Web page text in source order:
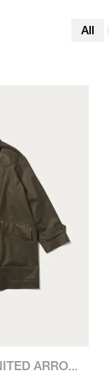
All
MACKINTOSH for UNITED ARROWS